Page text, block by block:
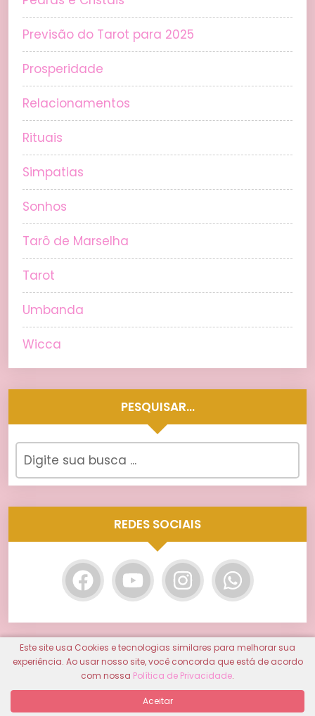
Previsão do Tarot para 2025
Prosperidade
Relacionamentos
Rituais
Simpatias
Sonhos
Tarô de Marselha
Tarot
Umbanda
Wicca
PESQUISAR…
REDES SOCIAIS
DEIXE AS CARTAS DO TAROT GUIAREM O
SEU CAMINHO!
Este site usa Cookies e tecnologias similares para melhorar sua
experiência. Ao usar nosso site, você concorda que está de acordo
com nossa Política de Privacidade.
Aceitar